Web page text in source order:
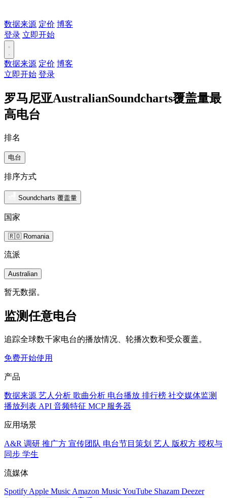
数据来源 定价 博客
登录 立即开始
数据来源 定价 博客
立即开始 登录
罗马尼亚AustralianSoundcharts覆盖量最
高电台
排名
电台
排序方式
Soundcharts 覆盖量
国家
🇷🇴 Romania
流派
Australian
暂无数据。
监测任意电台
追踪全球数千家电台的播放情况、轮播次数和受众覆盖。
免费开始使用
产品
数据来源 艺人分析 歌曲分析 电台播放 排行榜 社交媒体监测
播放列表 API 音频特征 MCP 服务器
应用场景
A&R 调研 推广方 宣传团队 电台节目策划 艺人 版权方 授权与
同步 学生
流媒体
Spotify Apple Music Amazon MusicYouTube Shazam Deezer